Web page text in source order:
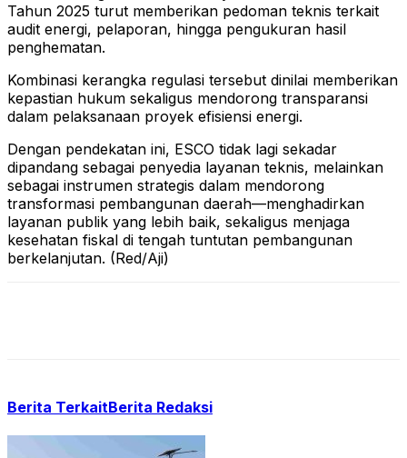
Tahun 2025 turut memberikan pedoman teknis terkait
audit energi, pelaporan, hingga pengukuran hasil
penghematan.
Kombinasi kerangka regulasi tersebut dinilai memberikan
kepastian hukum sekaligus mendorong transparansi
dalam pelaksanaan proyek efisiensi energi.
Dengan pendekatan ini, ESCO tidak lagi sekadar
dipandang sebagai penyedia layanan teknis, melainkan
sebagai instrumen strategis dalam mendorong
transformasi pembangunan daerah—menghadirkan
layanan publik yang lebih baik, sekaligus menjaga
kesehatan fiskal di tengah tuntutan pembangunan
berkelanjutan. (Red/Aji)
Berita TerkaitBerita Redaksi